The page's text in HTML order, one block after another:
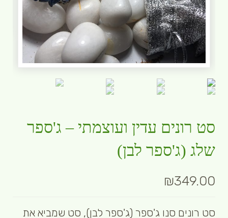
סט רונים עדין ועוצמתי – ג'ספר
שלג (ג'ספר לבן)
₪349.00
סט רונים סנו ג'ספר (ג'ספר לבן), סט שמביא את